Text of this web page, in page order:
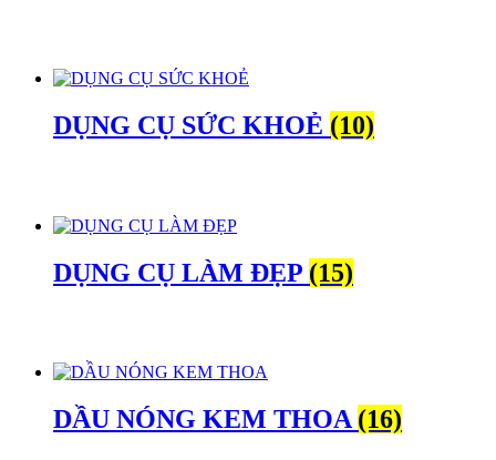
DỤNG CỤ SỨC KHOẺ (10)
DỤNG CỤ LÀM ĐẸP (15)
DẦU NÓNG KEM THOA (16)